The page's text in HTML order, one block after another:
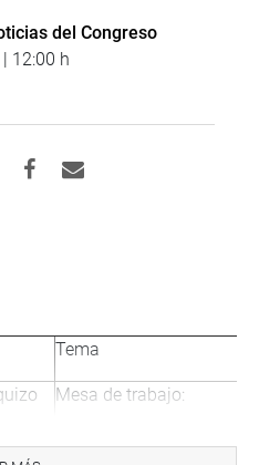
del Congreso
12:00 h
Tema
Mesa de trabajo: